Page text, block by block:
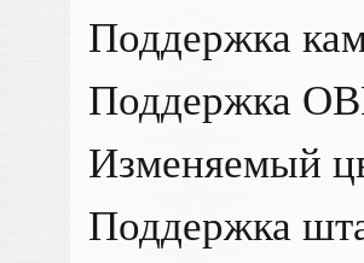
Поддержка
Поддержка
Изменяемый
Поддержка